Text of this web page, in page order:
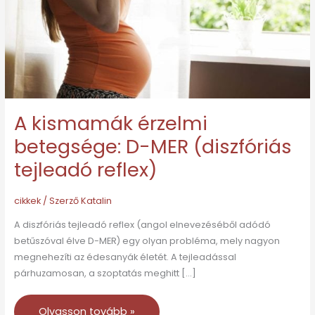
A kismamák érzelmi
betegsége: D-MER (diszfóriás
tejleadó reflex)
cikkek/ SzerzőKatalin
A diszfóriás tejleadó reflex (angol elnevezéséből adódó
betűszóval élve D-MER) egy olyan probléma, mely nagyon
megnehezíti az édesanyák életét. A tejleadással
párhuzamosan, a szoptatás meghitt […]
MER
(diszfóriás
tejleadó
reflex)
Olvasson tovább »